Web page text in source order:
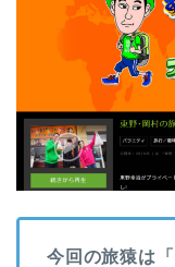
今回の旅猿は